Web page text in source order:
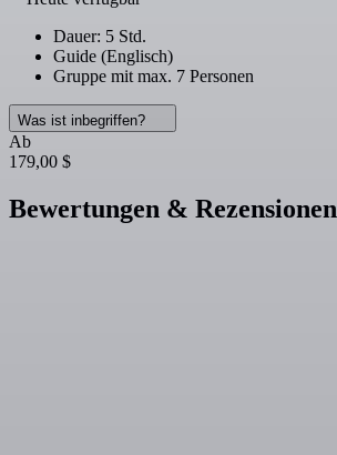
Dauer: 5 Std.
Guide (Englisch)
Gruppe mit max. 7 Personen
Was ist inbegriffen?
Ab
179,00 $
Bewertungen & Rezensionen